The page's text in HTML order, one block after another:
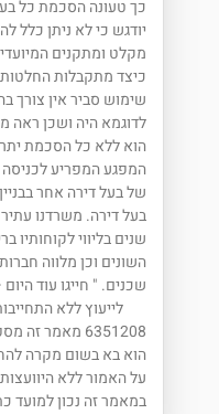
כך טעונה הסכמת כל
יודגש כי לא ניתן כלל
מקלט ומתקנים
כיצד מתקבלות
שימוש סביר אין צורך
לדוגמא היה ושכן ראה
הוא ללא כל הסכמת יתר
המפגע המפריע לכניסה
של בעל דירה אחר
שנים בליווי לקוחותיו
השונים וכן מלווה
שכנים. " חייגו עוד
6351208 מאמר
הוא בא בשום מקרה
על האמור ללא
במאמר זה נכון למועד